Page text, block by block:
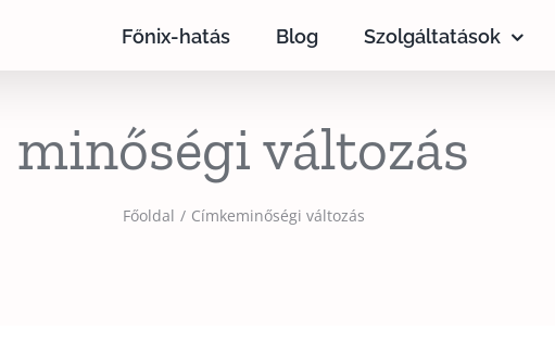
Főnix-hatás Blog Szolgáltatások
minőségi változás
Főoldal Címkeminőségi változás